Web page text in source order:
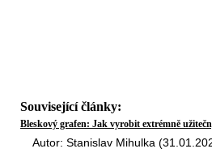
Související články:
Bleskový grafen: Jak vyrobit extrémně
Autor: Stanislav Mihulka